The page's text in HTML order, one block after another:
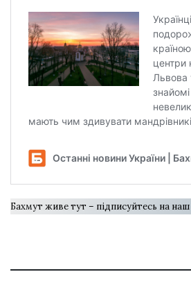
Бахмут живе тут – підписуйтесь на наш